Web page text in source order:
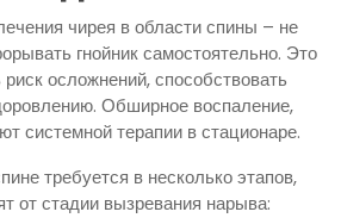
чирея в области спины – не
гнойник самостоятельно. Это
осложнений, способствовать
Обширное воспаление,
системной терапии в стационаре.
требуется в несколько этапов,
от стадии вызревания нарыва: